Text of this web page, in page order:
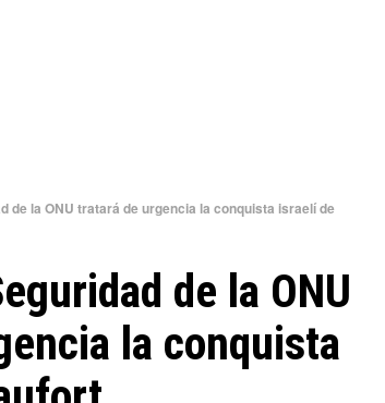
de la ONU tratará de urgencia la conquista israelí de
de la ONU
la conquista